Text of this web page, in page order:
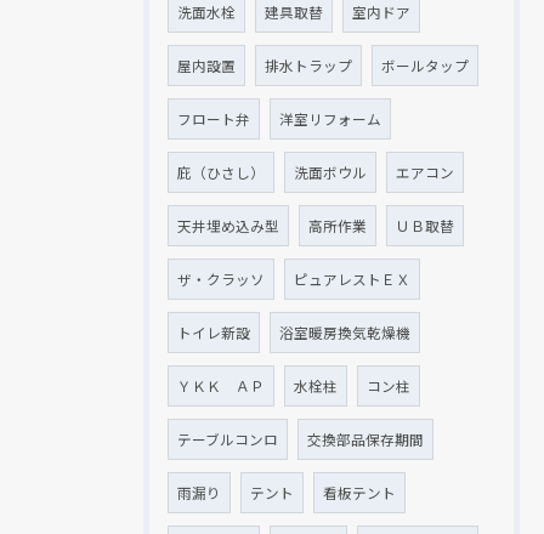
洗面水栓 建具取替 室内ドア
屋内設置 排水トラップ ボールタップ
フロート弁 洋室リフォーム
庇（ひさし） 洗面ボウル エアコン
天井埋め込み型 高所作業 ＵＢ取替
ザ・クラッソ ピュアレストＥＸ
トイレ新設 浴室暖房換気乾燥機
ＹＫＫ ＡＰ 水栓柱 コン柱
テーブルコンロ 交換部品保存期間
雨漏り テント 看板テント